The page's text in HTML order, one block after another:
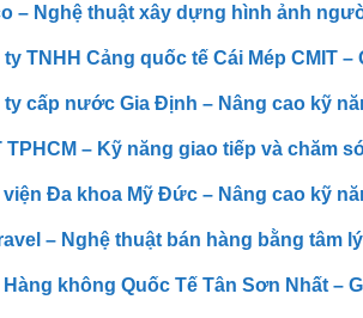
– Nghệ thuật xây dựng hình ảnh
TNHH Cảng quốc tế Cái Mép CMIT
ty cấp nước Gia Định – Nâng cao kỹ
TPHCM – Kỹ năng giao tiếp và chăm
viện Đa khoa Mỹ Đức – Nâng cao kỹ
– Nghệ thuật bán hàng bằng tâm lý
không Quốc Tế Tân Sơn Nhất –